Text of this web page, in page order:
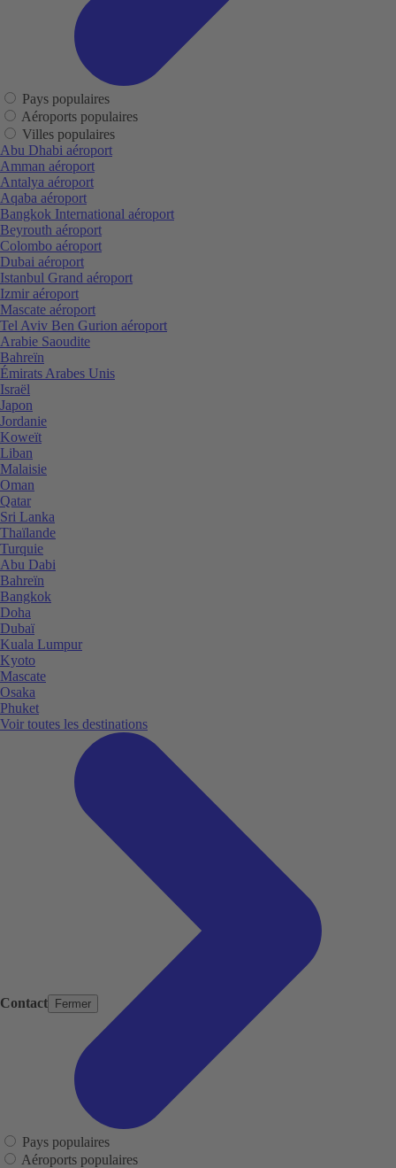
Contact Fermer
Pays populaires
Aéroports populaires
Villes populaires
Abu Dhabi aéroport
Amman aéroport
Antalya aéroport
Aqaba aéroport
Bangkok International aéroport
Beyrouth aéroport
Colombo aéroport
Dubai aéroport
Istanbul Grand aéroport
Izmir aéroport
Mascate aéroport
Tel Aviv Ben Gurion aéroport
Arabie Saoudite
Bahreïn
Émirats Arabes Unis
Israël
Japon
Jordanie
Koweït
Liban
Malaisie
Oman
Qatar
Sri Lanka
Thaïlande
Turquie
Abu Dabi
Bahreïn
Bangkok
Doha
Dubaï
Kuala Lumpur
Kyoto
Mascate
Osaka
Phuket
Voir toutes les destinations
Pays populaires
Aéroports populaires